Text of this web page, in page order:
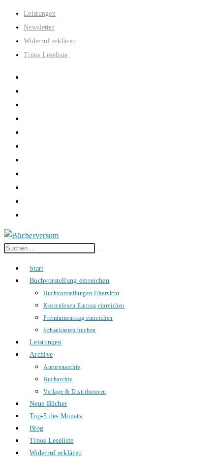
Zum
Inhalt
springen
Leistungen
Newsletter
Widerruf erklären
Tinos Leseliste
Diese
durchsuchen
Start
Buchvorstellung einreichen
Buchvorstellungen Übersicht
Kostenlosen Eintrag einreichen
Premiumeintrag einreichen
Schaukasten buchen
Leistungen
Archive
Autorenarchiv
Bucharchiv
Verlage & Distributoren
Neue Bücher
Top-5 des Monats
Blog
Tinos Leseliste
Widerruf erklären